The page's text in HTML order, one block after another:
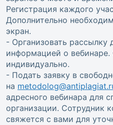
Регистрация каждого
Дополнительно
экран.
- Организовать рассылку
информацией о вебинаре.
индивидуально.
- Подать заявку в
на
адресного вебинара для
организации. Сотрудник
свяжется с вами для